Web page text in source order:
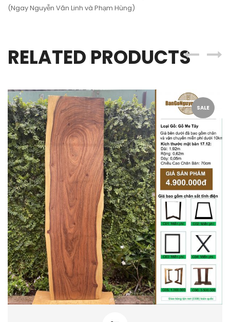
(Ngay Nguyễn Văn Linh và Phạm Hùng)
RELATED PRODUCTS
SALE